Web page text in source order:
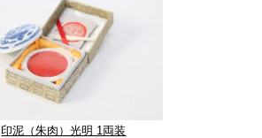
印泥（朱肉）光明 1両装